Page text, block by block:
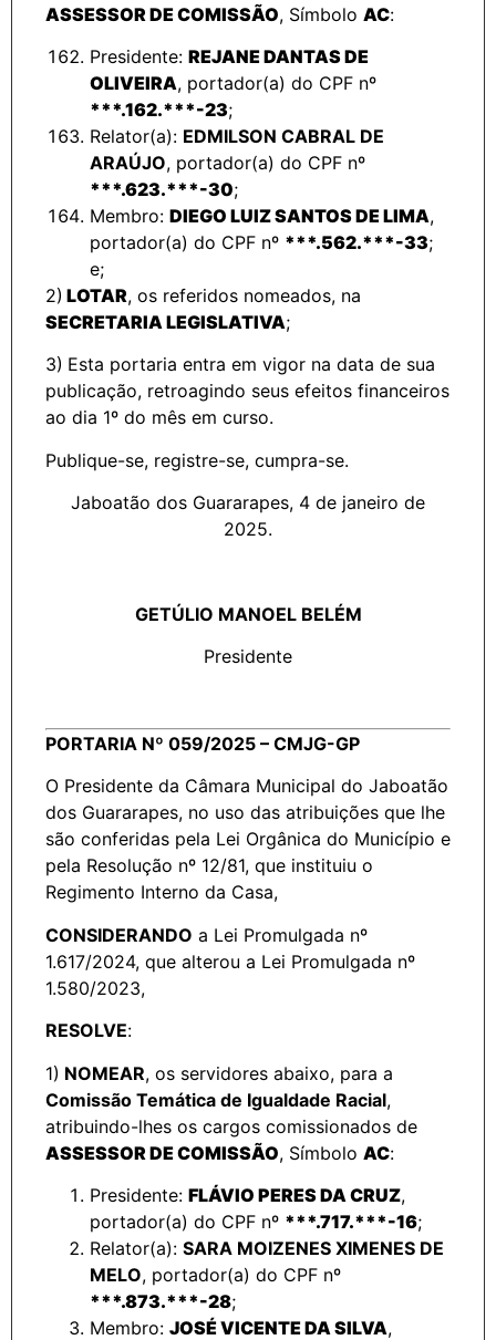
ASSESSOR DE COMISSÃO, Símbolo AC:
Presidente: REJANE DANTAS DE
OLIVEIRA, portador(a) do CPF nº
***.162.***-23;
Relator(a): EDMILSON CABRAL DE
ARAÚJO, portador(a) do CPF nº
***.623.***-30;
Membro: DIEGO LUIZ SANTOS DE LIMA,
portador(a) do CPF nº ***.562.***-33;
e;
2) LOTAR, os referidos nomeados, na
SECRETARIA LEGISLATIVA;
3) Esta portaria entra em vigor na data de sua
publicação, retroagindo seus efeitos financeiros
ao dia 1º do mês em curso.
Publique-se, registre-se, cumpra-se.
Jaboatão dos Guararapes, 4 de janeiro de
2025.
GETÚLIO MANOEL BELÉM
Presidente
PORTARIA Nº 059/2025 – CMJG-GP
O Presidente da Câmara Municipal do Jaboatão
dos Guararapes, no uso das atribuições que lhe
são conferidas pela Lei Orgânica do Município e
pela Resolução nº 12/81, que instituiu o
Regimento Interno da Casa,
CONSIDERANDO a Lei Promulgada nº
1.617/2024, que alterou a Lei Promulgada nº
1.580/2023,
RESOLVE:
1) NOMEAR, os servidores abaixo, para a
Comissão Temática de Igualdade Racial,
atribuindo-lhes os cargos comissionados de
ASSESSOR DE COMISSÃO, Símbolo AC:
Presidente: FLÁVIO PERES DA CRUZ,
portador(a) do CPF nº ***.717.***-16;
Relator(a): SARA MOIZENES XIMENES DE
MELO, portador(a) do CPF nº
***.873.***-28;
Membro: JOSÉ VICENTE DA SILVA,